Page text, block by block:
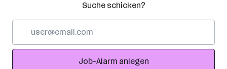
Suche schicken?
Adresse
Job-Alarm anlegen